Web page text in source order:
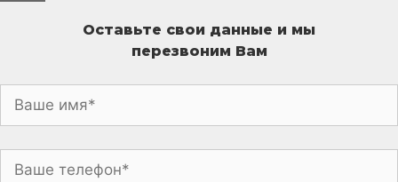
Оставьте свои данные и мы
перезвоним Вам